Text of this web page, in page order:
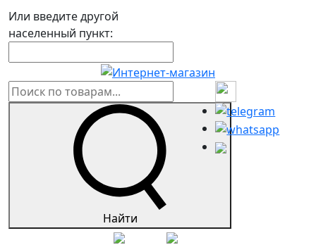
Или введите другой
населенный пункт:
Найти